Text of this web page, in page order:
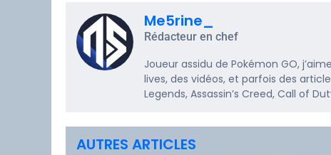
Me5rine_
Rédacteur en chef
Joueur assidu de Pokémon GO,
lives, des vidéos, et parfois des
Legends, Assassin’s Creed, Call of
AUTRES ARTICLES